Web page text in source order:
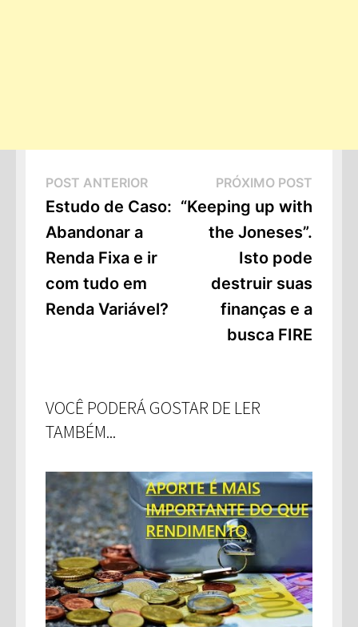
Navegação
de
Post
POST ANTERIORPost
Anterior:
Estudo de Caso:
Abandonar a
Renda Fixa e ir
com tudo em
Renda Variável?
PRÓXIMO POST
“Keeping up with
the Joneses”.
Isto pode
destruir suas
finanças e a
busca FIRE
VOCÊ PODERÁ GOSTAR DE LER
TAMBÉM...